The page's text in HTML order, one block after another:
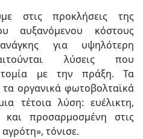
στις προκλήσεις της
αυξανόμενου κόστους
για υψηλότερη
λύσεις που
με την πράξη. Τα
τα οργανικά φωτοβολταϊκά
τέτοια λύση: ευέλικτη,
και προσαρμοσμένη στις
τόνισε.